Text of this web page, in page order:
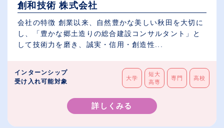
創和技術 株式会社
会社の特徴 創業以来、自然豊かな美しい秋田を大切に
し、「豊かな郷土造りの総合建設コンサルタント」と
して技術力を磨き、誠実・信用・創造性...
インターンシップ
受け入れ可能対象
大学
短大
高専
専門 高校
詳しくみる